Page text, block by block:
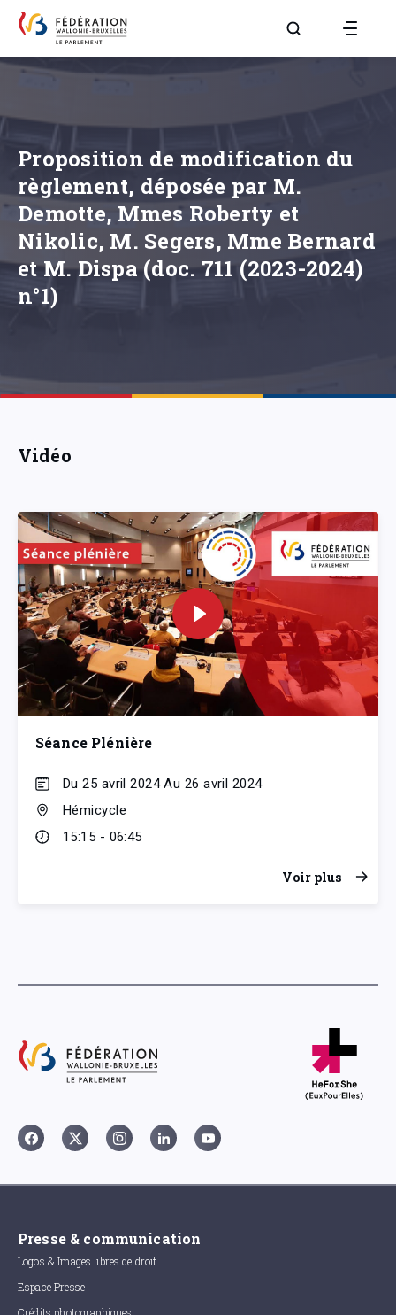
Aller à la page
Proposition de modification du
règlement, déposée par M.
Demotte, Mmes Roberty et
Nikolic, M. Segers, Mme Bernard
et M. Dispa (doc. 711 (2023-2024)
n°1)
Vidéo
Séance Plénière
Du 25 avril 2024 Au 26 avril 2024
Hémicycle
15:15 - 06:45
Voir plus
Presse & communication
Logos & Images libres de droit
Espace Presse